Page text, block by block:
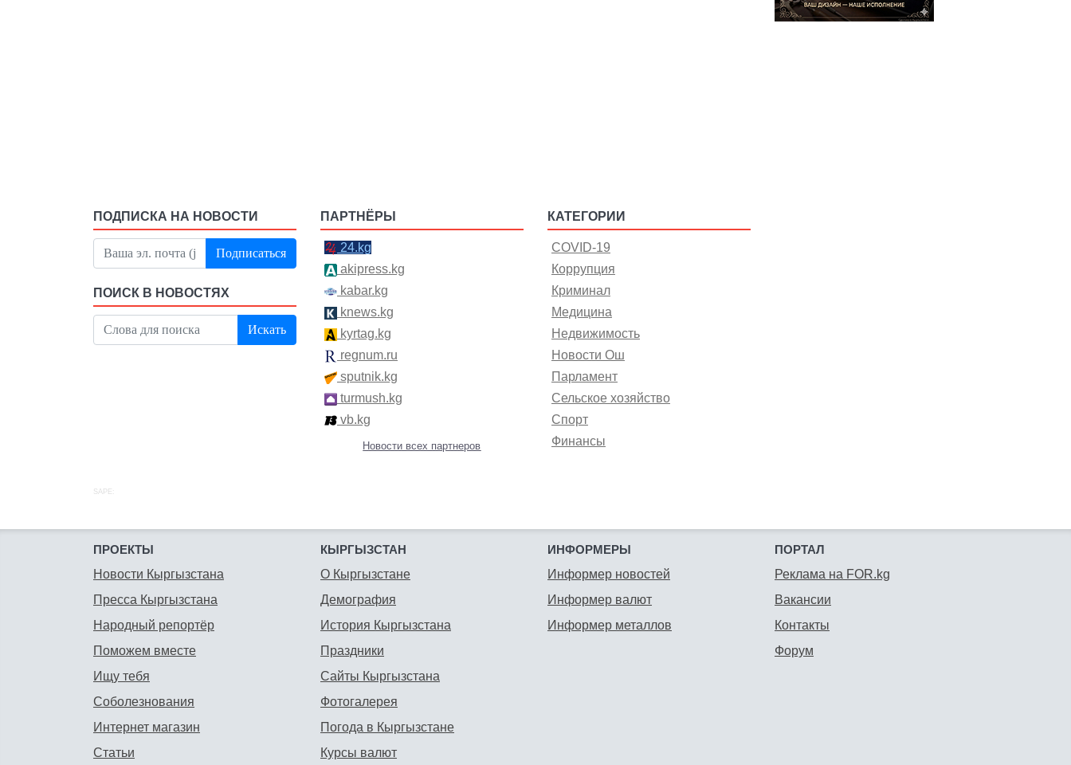
ПОДПИСКА НА НОВОСТИ
Подписаться
ПОИСК В НОВОСТЯХ
Искать
ПАРТНЁРЫ
24.kg
akipress.kg
kabar.kg
knews.kg
kyrtag.kg
regnum.ru
sputnik.kg
turmush.kg
vb.kg
Новости всех партнеров
КАТЕГОРИИ
COVID-19
Коррупция
Криминал
Медицина
Недвижимость
Новости Ош
Парламент
Сельское хозяйство
Спорт
Финансы
SAPE:
ПРОЕКТЫ
Новости Кыргызстана
Пресса Кыргызстана
Народный репортёр
Поможем вместе
Ищу тебя
Соболезнования
Интернет магазин
Статьи
КЫРГЫЗСТАН
О Кыргызстане
Демография
История Кыргызстана
Праздники
Сайты Кыргызстана
Фотогалерея
Погода в Кыргызстане
Курсы валют
ИНФОРМЕРЫ
Информер новостей
Информер валют
Информер металлов
ПОРТАЛ
Реклама на FOR.kg
Вакансии
Контакты
Форум